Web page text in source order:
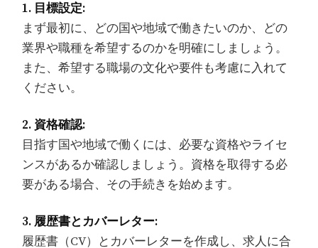
1. 目標設定:
まず最初に、どの国や地域で働きたいのか、どの
業界や職種を希望するのかを明確にしましょう。
また、希望する職場の文化や要件も考慮に入れて
ください。
2. 資格確認:
目指す国や地域で働くには、必要な資格やライセ
ンスがあるか確認しましょう。資格を取得する必
要がある場合、その手続きを始めます。
3. 履歴書とカバーレター:
履歴書（CV）とカバーレターを作成し、求人に合